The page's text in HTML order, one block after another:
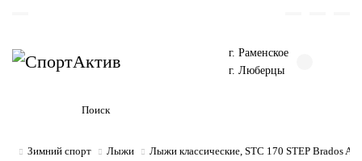
г. Раменское
г. Люберцы
Зимний спорт Лыжи Лыжи классические, STC 170 STEP Brados